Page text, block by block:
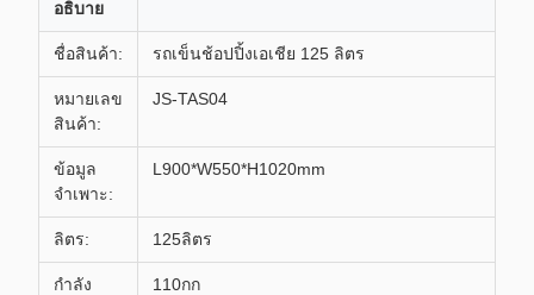
อธิบาย
ชื่อสินค้า: รถเข็นช้อปปิ้งเอเชีย 125 ลิตร
หมายเลข
สินค้า:
JS-TAS04
ข้อมูล
จำเพาะ:
L900*W550*H1020mm
ลิตร: 125ลิตร
กำลัง
110กก